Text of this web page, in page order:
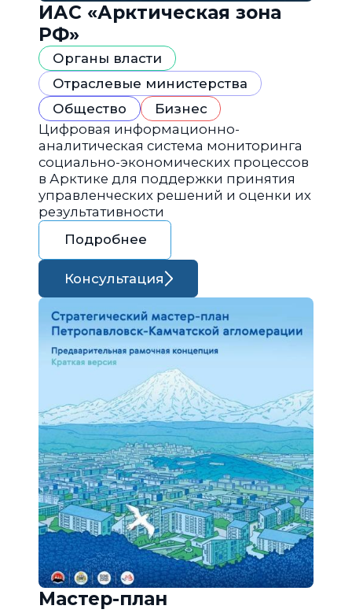
ИАС «Арктическая зона
РФ»
Органы власти
Отраслевые министерства
Общество
Бизнес
Цифровая информационно-
аналитическая система мониторинга
социально-экономических процессов
в Арктике для поддержки принятия
управленческих решений и оценки их
результативности
Подробнее
Консультация
Мастер-план